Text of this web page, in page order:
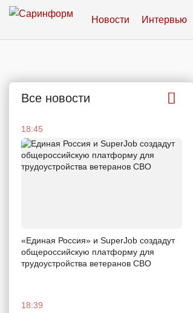
Новости Интервью
Все новости
18:45
«Единая Россия» и SuperJob создадут
общероссийскую платформу для
трудоустройства ветеранов СВО
18:39